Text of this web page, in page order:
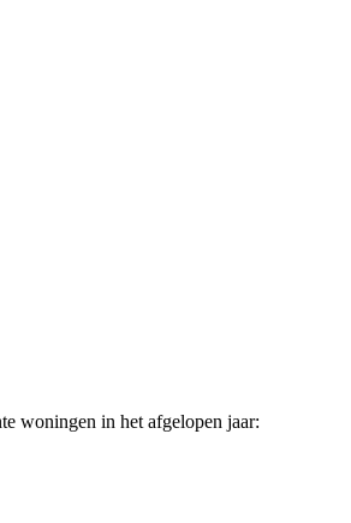
woningen in het afgelopen jaar: